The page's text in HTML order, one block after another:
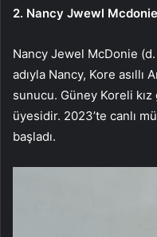
2. Nancy Jwewl Mcdonie
Nancy Jewel McDonie
adıyla Nancy, Kore asıllı
sunucu. Güney Koreli
üyesidir. 2023’te canlı
başladı.